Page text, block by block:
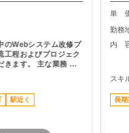
のWebシステム改修プ
工程およびプロジェク
主な業務 ・
ヒアリング ・現行シ
分析 ・基本設計書の
および提案資料作成
題管理 ・関係者との
駅近く
単
勤務
内
スキ
長期